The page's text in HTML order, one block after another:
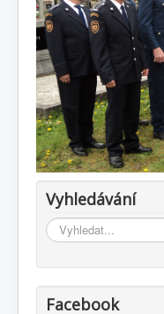
Vyhledávání
Vyhledávání...
Facebook